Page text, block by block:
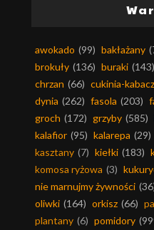
awokado (99) bakłażany
brokuły (136) buraki (143)
chrzan (66) cukinia-
dynia (262) fasola (203)
groch (172) grzyby (585)
kalafior (95) kalarepa (29)
kasztany (7) kiełki (183)
komosa ryżowa (3)
nie marnujmy żywności
oliwki (164) orkisz (66)
plantany (6) pomidory